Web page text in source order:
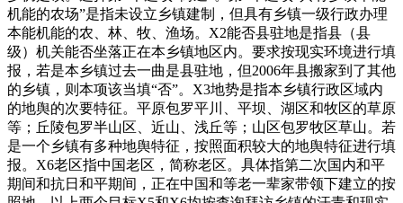
机能的农场”是指未设立乡镇建制，但具有乡镇一级行政办理
本能机能的农、林、牧、渔场。X2能否县驻地是指县（县
级）机关能否坐落正在本乡镇地区内。要求按现实环境进行填
报，若是本乡镇过去一曲是县驻地，但2006年县搬家到了其他
的乡镇，则本项该当填“否”。X3地势是指本乡镇行政区域内
的地舆的次要特征。平原包罗平川、平坝、湖区和牧区的草原
等；丘陵包罗半山区、近山、浅丘等；山区包罗牧区草山。若
是一个乡镇有多种地舆特征，按照面积较大的地舆特征进行填
报。X6老区指中国老区，简称老区。具体指第二次国内和平
期间和抗日和平期间，正在中国和等老一辈家带领下建立的按